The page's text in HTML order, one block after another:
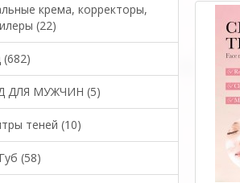
крема, корректоры,
(22)
(682)
ДЛЯ МУЖЧИН (5)
теней (10)
(58)